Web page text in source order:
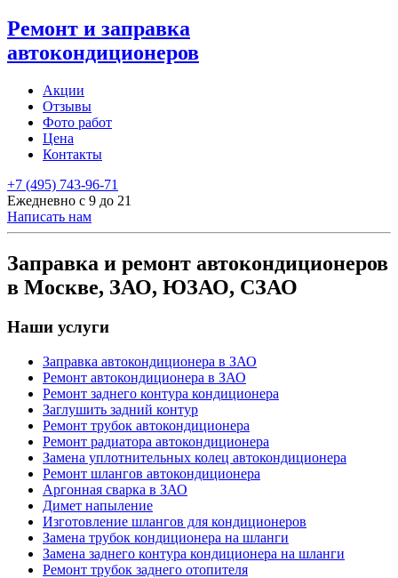
Ремонт и заправка
автокондиционеров
Акции
Отзывы
Фото работ
Цена
Контакты
+7 (495) 743-96-71
Ежедневно с 9 до 21
Написать нам
Заправка и ремонт автокондиционеров
в Москве, ЗАО, ЮЗАО, СЗАО
Наши услуги
Заправка автокондиционера в ЗАО
Ремонт автокондиционера в ЗАО
Ремонт заднего контура кондиционера
Заглушить задний контур
Ремонт трубок автокондиционера
Ремонт радиатора автокондиционера
Замена уплотнительных колец автокондиционера
Ремонт шлангов автокондиционера
Аргонная сварка в ЗАО
Димет напыление
Изготовление шлангов для кондиционеров
Замена трубок кондиционера на шланги
Замена заднего контура кондиционера на шланги
Ремонт трубок заднего отопителя